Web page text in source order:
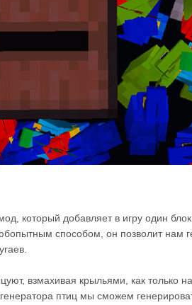
который добавляет в игру один
способом, он позволит нам
взмахивая крыльями, как только
птиц мы сможем